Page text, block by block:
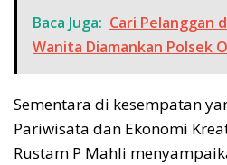
Baca Juga: Cari Pelanggan
Wanita Diamankan Polsek
Sementara di kesempatan
Pariwisata dan Ekonomi
Rustam P Mahli